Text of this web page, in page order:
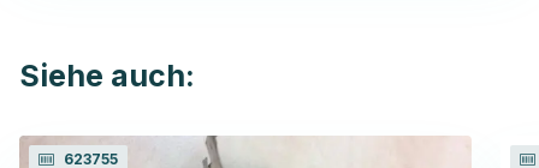
Siehe auch:
623755